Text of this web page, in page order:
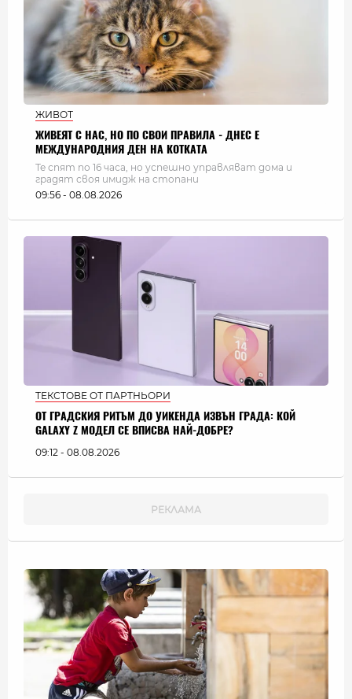
ЖИВОТ
ЖИВЕЯТ С НАС, НО ПО СВОИ ПРАВИЛА - ДНЕС Е
МЕЖДУНАРОДНИЯ ДЕН НА КОТКАТА
Те спят по 16 часа, но успешно управляват дома и
градят своя имидж на стопани
09:56 - 08.08.2026
ТЕКСТОВЕ ОТ ПАРТНЬОРИ
ОТ ГРАДСКИЯ РИТЪМ ДО УИКЕНДА ИЗВЪН ГРАДА: КОЙ
GALAXY Z МОДЕЛ СЕ ВПИСВА НАЙ-ДОБРЕ?
09:12 - 08.08.2026